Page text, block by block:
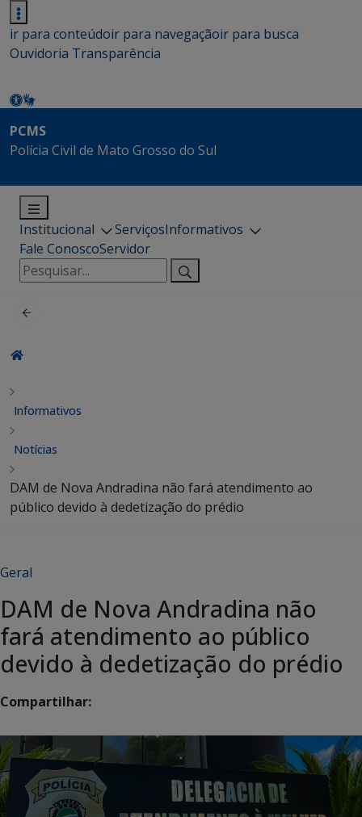
ir para conteúdoir para navegaçãoir para busca
Ouvidoria Transparência
PCMS
Polícia Civil de Mato Grosso do Sul
Institucional ServiçosInformativos
Fale ConoscoServidor
Pesquisar
por:
Informativos
Notícias
DAM de Nova Andradina não fará atendimento ao
público devido à dedetização do prédio
Geral
DAM de Nova Andradina não
fará atendimento ao público
devido à dedetização do prédio
Compartilhar: